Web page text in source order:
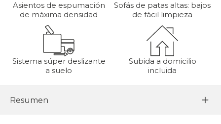
Asientos de espumación
de máxima densidad
Sofás de patas altas: bajos
de fácil limpieza
Sistema súper deslizante
a suelo
Subida a domicilio
incluida
Resumen